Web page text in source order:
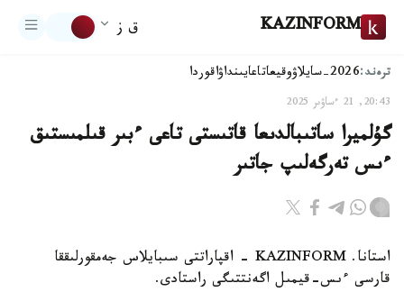
KAZINFORM ق ز
ترەند:2026-سايلاۋ وقيعاتاعايىنداۋاقوردا
20:43, 21 ءساۋىر 2025
گۇلميرا ساتىبالدىعا قاتىستى تاعى ءبىر قىلمىستىق
ءىس تەرگەلىپ جاتىر
استانا. KAZINFORM - اقپاراتتى سىبايلاس جەمقورلىققا
قارسى ءىس-قيمىل اگەنتتىگى راستادى.